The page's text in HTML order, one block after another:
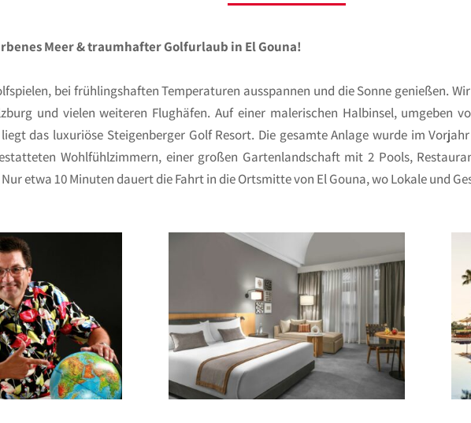
Meer & traumhafter Golfurlaub in El Gouna!
bei frühlingshaften Temperaturen ausspannen und die Sonne genießen.
und vielen weiteren Flughäfen. Auf einer malerischen Halbinsel, umgeben
das luxuriöse Steigenberger Golf Resort. Die gesamte Anlage wurde im
Wohlfühlzimmern, einer großen Gartenlandschaft mit 2 Pools,
etwa 10 Minuten dauert die Fahrt in die Ortsmitte von El Gouna, wo Lokale und